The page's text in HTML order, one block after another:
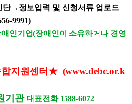
단→정보입력 및 신청서류 업로드
9991)
인기업(장애인이 소유하거나 경영
지원센터★ (www.debc.or.k
기관 대표전화 1588-6072